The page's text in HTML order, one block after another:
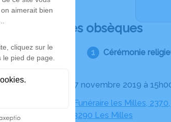
Déroulé des obsèques
Cérémonie
Le jeudi 07 novembre 2019 à
Chambre Funéraire les Milles,
Ledoux, 13290 Les Milles